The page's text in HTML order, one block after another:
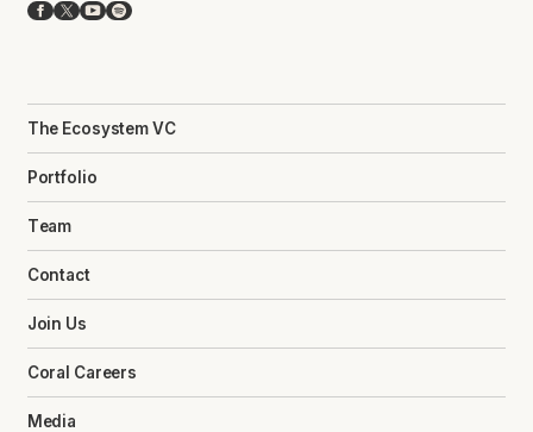
Facebook
X YouTube
Spotify
The Ecosystem VC
Portfolio
Team
Contact
Join Us
Coral Careers
Media